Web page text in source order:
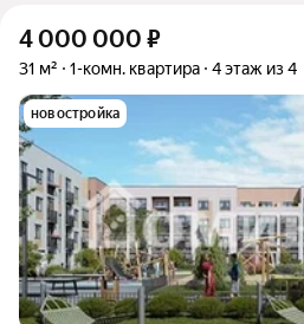
4 000 000 ₽
31 м² 1-комн. квартира 4 этаж из 4
новостройка